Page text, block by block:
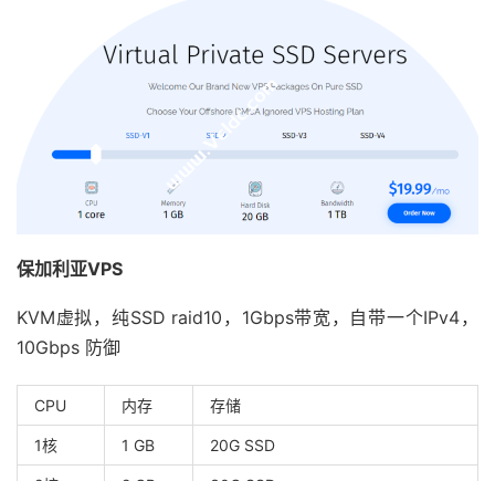
保加利亚VPS
KVM虚拟，纯SSD raid10，1Gbps带宽，自带一个IPv4，
10Gbps 防御
CPU 内存 存储
1核 1 GB 20G SSD